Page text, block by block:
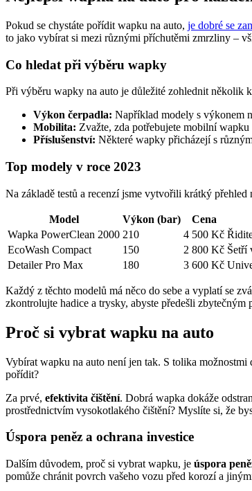
Pokud se chystáte pořídit wapku na auto, je dobré se
to jako vybírat si mezi různými příchutěmi zmrzliny –
Co hledat při výběru wapky
Při výběru wapky na auto je důležité zohlednit několik
Výkon čerpadla: Například modely s výkonem
Mobilita: Zvažte, zda potřebujete mobilní
Příslušenství: Některé wapky přicházejí s
Top modely v roce 2023
Na základě testů a recenzí jsme vytvořili krátký přehled
Model Výkon (bar) Cena
Wapka PowerClean 2000 210 4 500 Kč
EcoWash Compact
150 2 800 Kč Šetří
Detailer Pro Max
180 3 600 Kč
Každý z těchto modelů má něco do sebe a vyplatí se
zkontrolujte hadice a trysky, abyste předešli
Proč si vybrat wapku na auto
Vybírat wapku na auto není jen tak. S tolika
pořídit?
Za prvé, efektivita čištění. Dobrá wapka dokáže
prostřednictvím vysokotlakého čištění? Myslíte si, že
Úspora peněz a ochrana investice
Dalším důvodem, proč si vybrat wapku, je úspora
pomůže chránit povrch vašeho vozu před korozí a